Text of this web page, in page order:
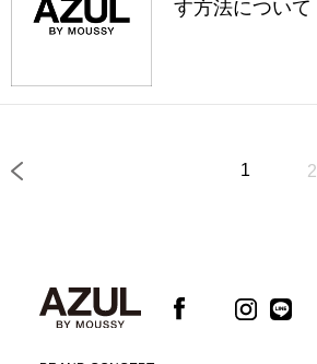
す方法について
1 2